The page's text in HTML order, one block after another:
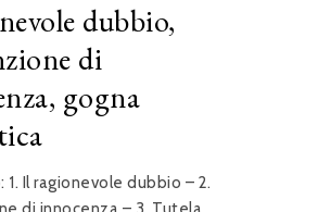
dubbio,
di
gogna
1. Il ragionevole dubbio – 2.